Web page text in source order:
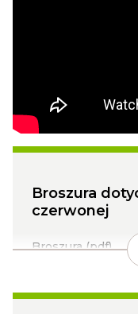
Broszura
czerwonej
Broszura (pdf)